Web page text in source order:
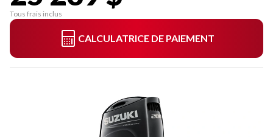
Tous frais inclus
CALCULATRICE DE PAIEMENT